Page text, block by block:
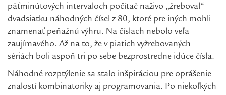
päťminútových intervaloch počítač naživo „žreboval“
dvadsiatku náhodných čísel z 80, ktoré pre iných mohli
znamenať peňažnú výhru. Na číslach nebolo veľa
zaujímavého. Až na to, že v piatich vyžrebovaných
sériách boli aspoň tri po sebe bezprostredne idúce čísla.
Náhodné rozptýlenie sa stalo inšpiráciou pre oprášenie
znalostí kombinatoriky aj programovania. Po niekoľkých